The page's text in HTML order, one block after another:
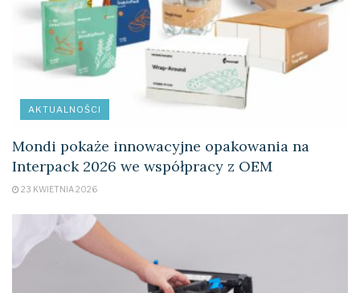
AKTUALNOŚCI
Mondi pokaże innowacyjne opakowania na
Interpack 2026 we współpracy z OEM
23 KWIETNIA 2026